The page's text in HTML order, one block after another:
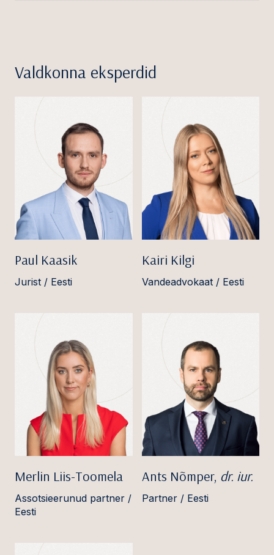
Valdkonna eksperdid
Paul Kaasik
Jurist / Eesti
Kairi Kilgi
Vandeadvokaat / Eesti
Merlin Liis-Toomela
Assotsieerunud partner /
Eesti
Ants Nõmper, dr. iur.
Partner / Eesti